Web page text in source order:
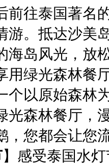
前往泰国著名
游。抵达沙美
海岛风光，放
用绿光森林餐
个以原始森林
光森林餐厅，
，您都会让您
】感受泰国水